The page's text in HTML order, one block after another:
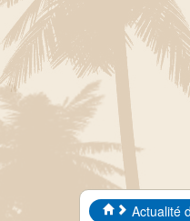
Actualité